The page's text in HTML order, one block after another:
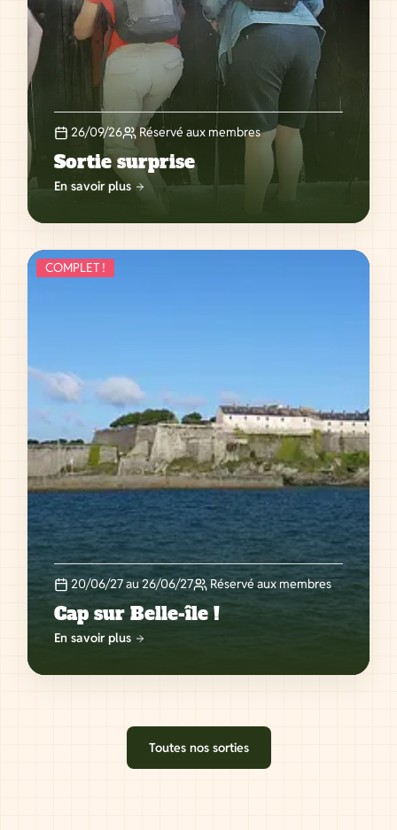
26/09/26 Réservé aux membres
Sortie surprise
En savoir plus
COMPLET !
20/06/27 au 26/06/27 Réservé aux membres
Cap sur Belle-île !
En savoir plus
Toutes nos sorties